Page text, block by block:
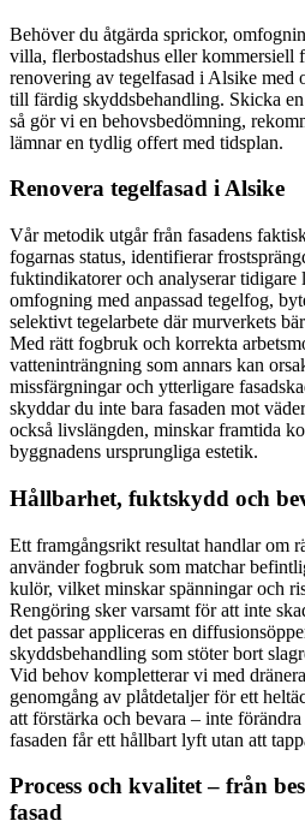
Behöver du åtgärda sprickor,
villa, flerbostadshus eller kommersiell
renovering av tegelfasad i Alsike med
till färdig skyddsbehandling. Skicka
så gör vi en behovsbedömning,
lämnar en tydlig offert med tidsplan.
Renovera tegelfasad i Alsike
Vår metodik utgår från fasadens
fogarnas status, identifierar
fuktindikatorer och analyserar tidigare
omfogning med anpassad tegelfog,
selektivt tegelarbete där murverkets
Med rätt fogbruk och korrekta
vatteninträngning som annars kan
missfärgningar och ytterligare
skyddar du inte bara fasaden mot
också livslängden, minskar framtida
byggnadens ursprungliga estetik.
Hållbarhet, fuktskydd och
Ett framgångsrikt resultat handlar om
använder fogbruk som matchar
kulör, vilket minskar spänningar och
Rengöring sker varsamt för att inte
det passar appliceras en
skyddsbehandling som stöter bort
Vid behov kompletterar vi med
genomgång av plåtdetaljer för ett
att förstärka och bevara – inte
fasaden får ett hållbart lyft utan att
Process och kvalitet – från
fasad